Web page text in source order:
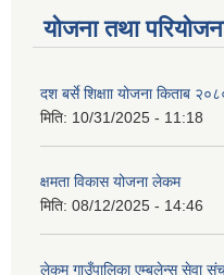
योजना तथा
दश बर्से शिक्षाा योजना किताब
मिति: 10/31/2025 - 11:18
क्षमता विकास योजना लेकम
मिति: 08/12/2025 - 14:46
लेकम गाउँपालिका एम्बुलेन्स सेवा